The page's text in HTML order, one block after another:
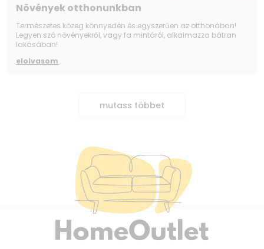
Növények otthonunkban
Természetes közeg könnyedén és egyszerűen az otthonában!
Legyen szó növényekről, vagy fa mintáról, alkalmazza bátran
lakásában!
elolvasom
mutass többet